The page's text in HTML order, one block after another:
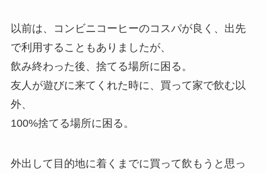
以前は、コンビニコーヒーのコスパが良く、出先
で利用することもありましたが、
飲み終わった後、捨てる場所に困る。
友人が遊びに来てくれた時に、買って家で飲む以
外、
100%捨てる場所に困る。
外出して目的地に着くまでに買って飲もうと思っ